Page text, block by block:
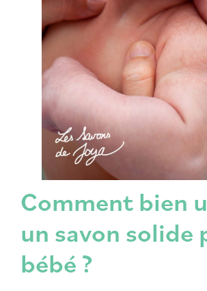
Comment bien
un savon solide
bébé ?